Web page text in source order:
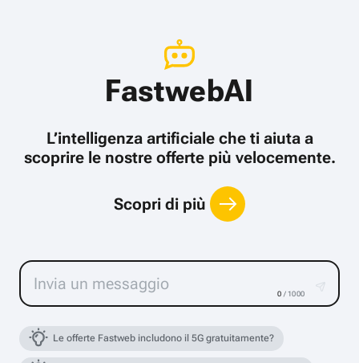
FastwebAI
L’intelligenza artificiale che ti aiuta a
scoprire le nostre offerte più velocemente.
Scopri di più
0 / 1000
Le offerte Fastweb includono il 5G gratuitamente?